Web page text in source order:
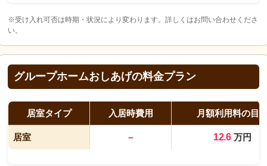
※受け入れ可否は時期・状況により変わります。詳しくはお問い合わせくださ
い。
グループホームおしあげの料金プラン
居室タイプ 入居時費用 月額利用料の目
居室 – 12.6万円